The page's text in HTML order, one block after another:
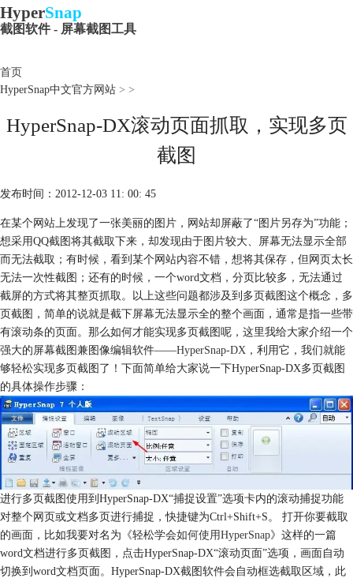
HyperSnap
截图软件 - 屏幕截图工具
首页
HyperSnap中文官方网站 > >
HyperSnap-DX滚动页面抓取，实现多页
截图
发布时间：2012-12-03 11: 00: 45
在某个网站上发现了一张美丽的图片，网站却屏蔽了“图片另存为”功能；
想采用QQ截图将其截取下来，却发现由于图片较大、屏幕无法显示全部
而无法截取；有时候，看到某个网站内容不错，想将其保存，但网页太长
无法一次性截图；还有的时候，一个word文档，分页比较多，无法通过
截屏的方式将其整页抓取。以上这些问题都涉及到多页截图这个概念，多
页截图，简单的说就是截下屏幕无法显示全的整个画面，通常是指一些带
有滚动条的页面。那么如何才能实现多页截图呢，这里我给大家介绍一个
强大的屏幕截图兼图像编辑软件——HyperSnap-DX ，利用它，我们就能
够轻松实现多页截图了！下面简单给大家说一下HyperSnap-DX多页截图
的具体操作步骤：
进行多页截图使用到HyperSnap-DX“捕捉设置”选项卡内的滚动捕捉功能
对整个网页或文档多页进行捕捉，快捷键为Ctrl+Shift+S。 打开你要截取
的画面，比如我要对名为《轻松学会如何使用HyperSnap》这样的一篇
word文档进行多页截图，点击HyperSnap-DX“滚动页面”选项，画面自动
切换到word文档页面。HyperSnap-DX截图软件会自动框选截取区域，此